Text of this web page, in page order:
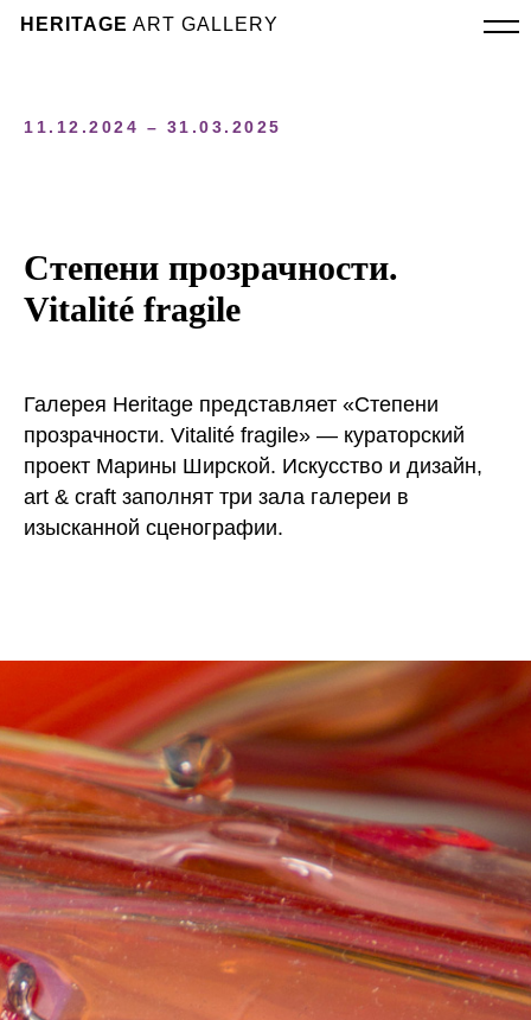
HERITAGE ART GALLERY
11.12.2024 – 31.03.2025
Степени прозрачности.
Vitalité fragile
Галерея Heritage представляет «Степени
прозрачности. Vitalité fragile» — кураторский
проект Марины Ширcкой. Искусство и дизайн,
art & craft заполнят три зала галереи в
изысканной сценографии.